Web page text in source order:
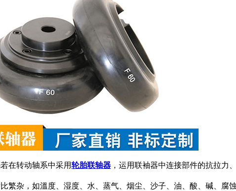
在转动轴系中采用轮胎联轴器 ，运用联袖器中连接部件的抗拉力
繁杂，如溫度、湿度、水、蒸气、烟尘、沙子、油、酸、碱、腐